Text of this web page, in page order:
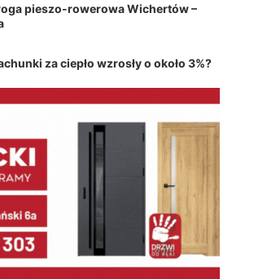
pieszo-rowerowa Wichertów –
za ciepło wzrosły o około 3%?